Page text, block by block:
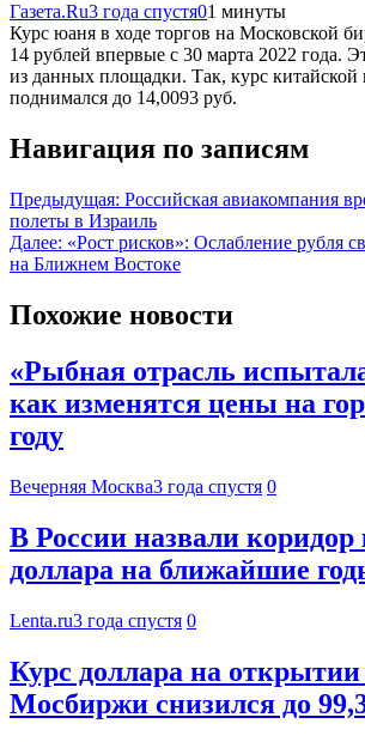
Газета.Ru3 года спустя01 минуты
Курс юаня в ходе торгов на Московской
14 рублей впервые с 30 марта 2022 года.
из данных площадки. Так, курс
поднимался до 14,0093 руб.
Навигация по записям
Предыдущая: Российская авиакомпания
полеты в Израиль
Далее: «Рост рисков»: Ослабление рубля
на Ближнем Востоке
Похожие новости
«Рыбная отрасль
как изменятся цены на
году
Вечерняя Москва3 года спустя 0
В России назвали коридор
доллара на ближайшие
Lenta.ru3 года спустя 0
Курс доллара на открытии
Мосбиржи снизился до